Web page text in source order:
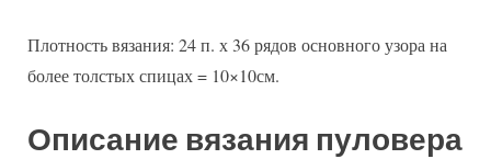
Плотность вязания: 24 п. х 36 рядов основного узора на
более толстых спицах = 10×10см.
Описание вязания пуловера